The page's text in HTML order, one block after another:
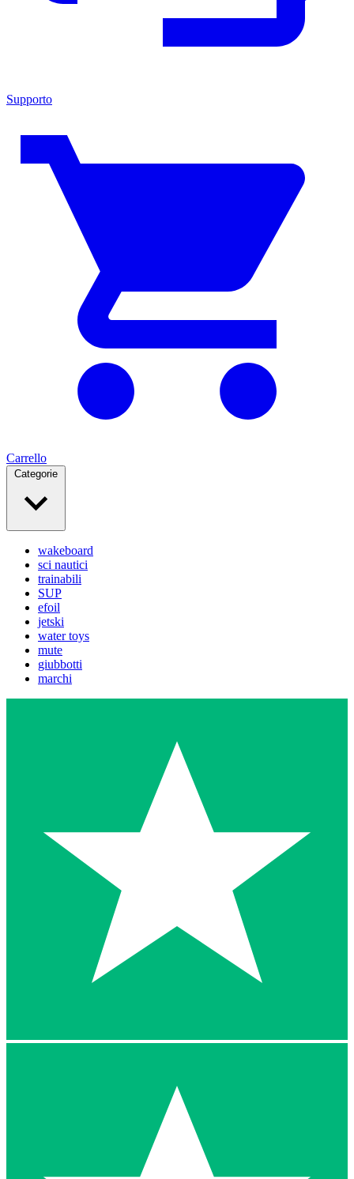
Supporto
Carrello
Categorie
wakeboard
sci nautici
trainabili
SUP
efoil
jetski
water toys
mute
giubbotti
marchi